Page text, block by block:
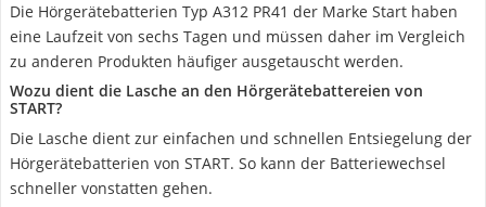
Die Hörgerätebatterien Typ A312 PR41 der Marke Start haben
eine Laufzeit von sechs Tagen und müssen daher im Vergleich
zu anderen Produkten häufiger ausgetauscht werden.
Wozu dient die Lasche an den Hörgerätebattereien von
START?
Die Lasche dient zur einfachen und schnellen Entsiegelung der
Hörgerätebatterien von START. So kann der Batteriewechsel
schneller vonstatten gehen.